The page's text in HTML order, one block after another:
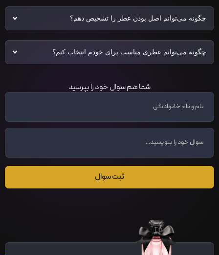
چگونه می‌توانم اصل بودن عطر را تشخیص دهم؟
چگونه می‌توانم عطری مناسب برای خودم انتخاب کنم؟
شما هم سوال خود را بپرسید
ثبت سوال